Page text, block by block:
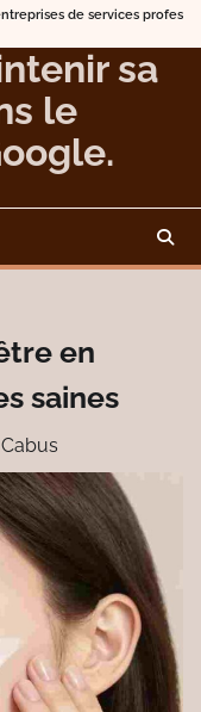
professionnels
Le
sa
le
en
saines